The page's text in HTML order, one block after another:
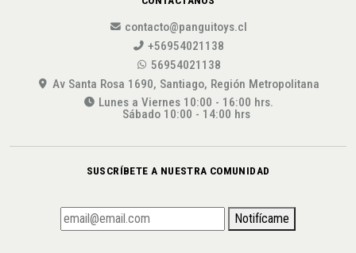
contacto@panguitoys.cl
+56954021138
56954021138
Av Santa Rosa 1690, Santiago, Región Metropolitana
Lunes a Viernes 10:00 - 16:00 hrs.
Sábado 10:00 - 14:00 hrs
SUSCRÍBETE A NUESTRA COMUNIDAD
Notifícame